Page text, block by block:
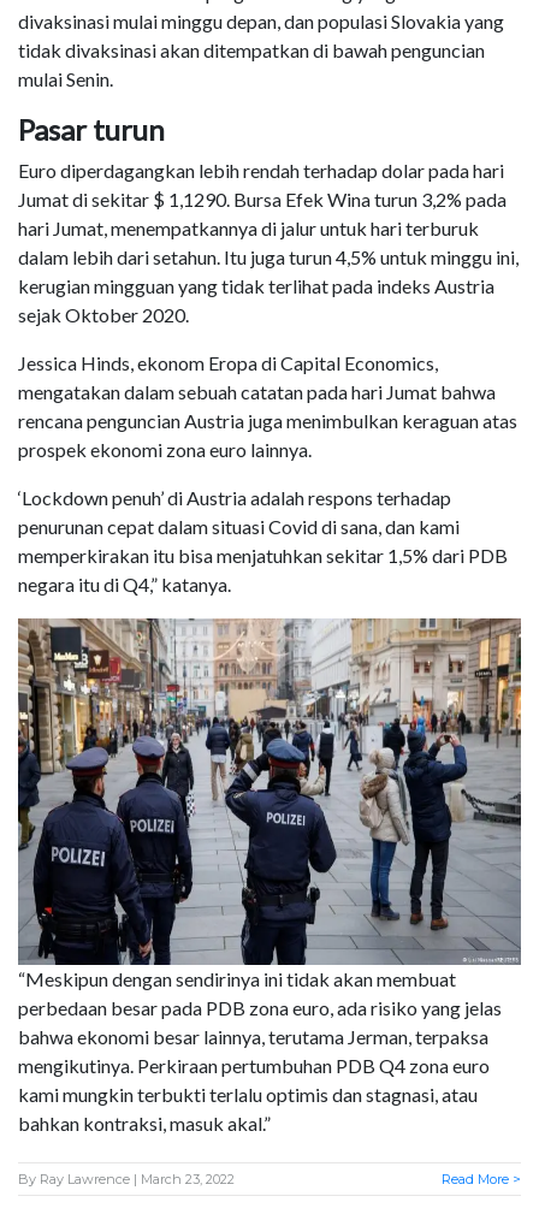
divaksinasi mulai minggu depan, dan populasi Slovakia yang
tidak divaksinasi akan ditempatkan di bawah penguncian
mulai Senin.
Pasar turun
Euro diperdagangkan lebih rendah terhadap dolar pada hari
Jumat di sekitar $ 1,1290. Bursa Efek Wina turun 3,2% pada
hari Jumat, menempatkannya di jalur untuk hari terburuk
dalam lebih dari setahun. Itu juga turun 4,5% untuk minggu ini,
kerugian mingguan yang tidak terlihat pada indeks Austria
sejak Oktober 2020.
Jessica Hinds, ekonom Eropa di Capital Economics,
mengatakan dalam sebuah catatan pada hari Jumat bahwa
rencana penguncian Austria juga menimbulkan keraguan atas
prospek ekonomi zona euro lainnya.
‘Lockdown penuh’ di Austria adalah respons terhadap
penurunan cepat dalam situasi Covid di sana, dan kami
memperkirakan itu bisa menjatuhkan sekitar 1,5% dari PDB
negara itu di Q4,” katanya.
“Meskipun dengan sendirinya ini tidak akan membuat
perbedaan besar pada PDB zona euro, ada risiko yang jelas
bahwa ekonomi besar lainnya, terutama Jerman, terpaksa
mengikutinya. Perkiraan pertumbuhan PDB Q4 zona euro
kami mungkin terbukti terlalu optimis dan stagnasi, atau
bahkan kontraksi, masuk akal.”
By Ray Lawrence | March 23, 2022 Read More >